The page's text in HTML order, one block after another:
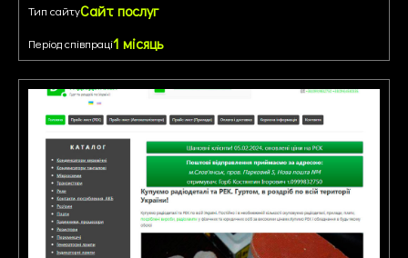
Тип сайтуСайт послуг
Період співпраці1 місяць